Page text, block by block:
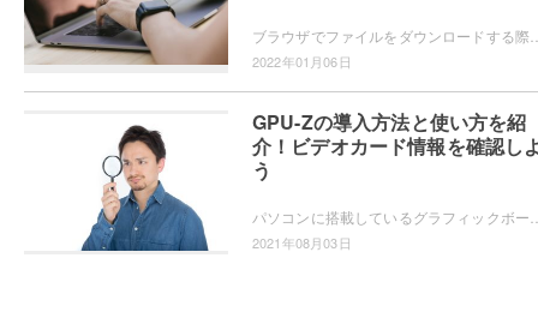
2022年01月06日
GPU-Zの導入方法と使い方を紹
介！ビデオカード情報を確認し
う
2021年08月03日